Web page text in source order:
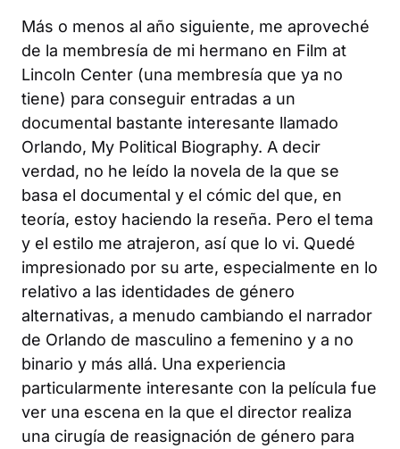
Más o menos al año siguiente, me aproveché
de la membresía de mi hermano en Film at
Lincoln Center (una membresía que ya no
tiene) para conseguir entradas a un
documental bastante interesante llamado
Orlando, My Political Biography. A decir
verdad, no he leído la novela de la que se
basa el documental y el cómic del que, en
teoría, estoy haciendo la reseña. Pero el tema
y el estilo me atrajeron, así que lo vi. Quedé
impresionado por su arte, especialmente en lo
relativo a las identidades de género
alternativas, a menudo cambiando el narrador
de Orlando de masculino a femenino y a no
binario y más allá. Una experiencia
particularmente interesante con la película fue
ver una escena en la que el director realiza
una cirugía de reasignación de género para